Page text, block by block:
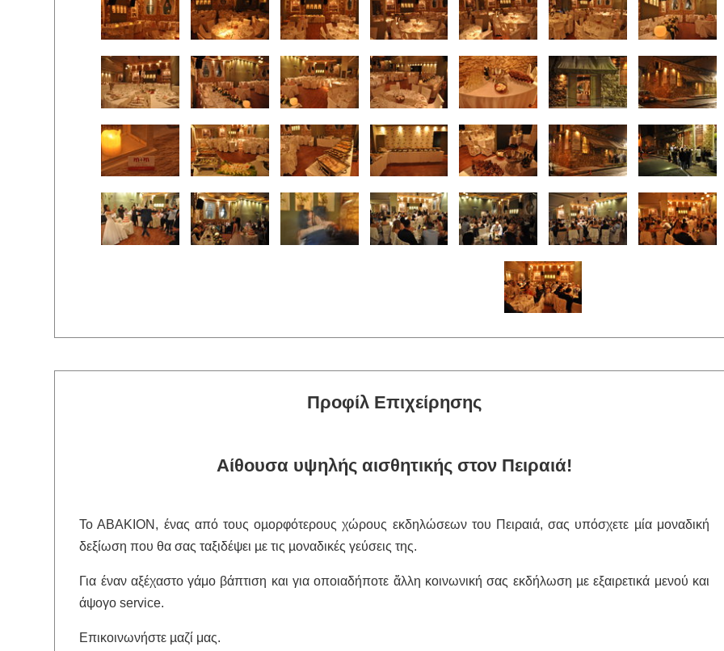
Προφίλ Επιχείρησης
Αίθουσα υψηλής αισθητικής στον Πειραιά!
Το ΑΒΑΚΙΟΝ, ένας από τους οµορφότερους χώρους εκδηλώσεων του Πειραιά, σας υπόσχετε µία μοναδική
δεξίωση που θα σας ταξιδέψει µε τις µοναδικές γεύσεις της.
Για έναν αξέχαστο γάμο βάπτιση και για οποιαδήποτε ἄλλη κοινωνική σας εκδήλωση µε εξαιρετικά μενού και
άψογο service.
Επικοινωνήστε µαζί μας.